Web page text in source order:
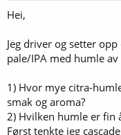
r
Hei,
Jeg driver og setter
pale/IPA med humle
1) Hvor mye citra-
smak og aroma?
2) Hvilken humle er fin
Først tenkte jeg